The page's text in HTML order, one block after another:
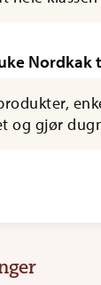
Nordkak
og gjør